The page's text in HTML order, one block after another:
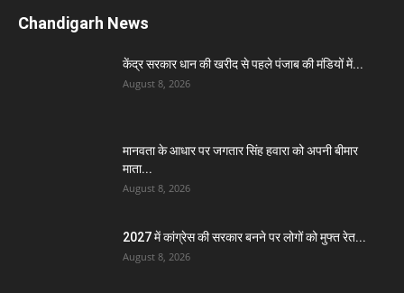
Chandigarh News
केंद्र सरकार धान की खरीद से पहले पंजाब की मंडियों में...
August 8, 2026
मानवता के आधार पर जगतार सिंह हवारा को अपनी बीमार
माता...
August 8, 2026
2027 में कांग्रेस की सरकार बनने पर लोगों को मुफ्त रेत...
August 8, 2026